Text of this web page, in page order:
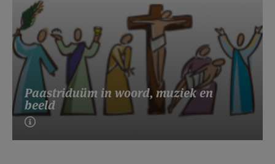
Paastriduüm in woord, muziek en
beeld